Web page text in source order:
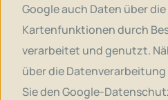
Google auch Daten über
Kartenfunktionen durch
verarbeitet und genutzt.
über die
Sie den Google-